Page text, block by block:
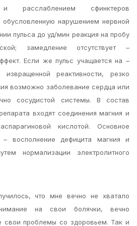
расслаблением сфинктеров
нарушением нервной
пульса до уд/мин реакция на пробу
замедление отсутствует –
Если же пульс учащается на –
реактивности, резко
возможно заболевание сердца или
сосудистой системы. В состав
входят соединения магния и
кислотой. Основное
– восполнение дефицита магния и
нормализации электролитного
что мне вечно не хватало
на свои болячки, вечно
свои проблемы со здоровьем. Так и